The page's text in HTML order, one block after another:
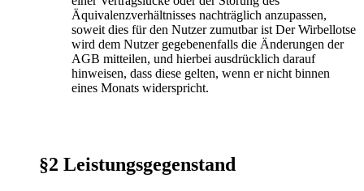
Äquivalenzverhältnisses nachträglich anzupassen,
soweit dies für den Nutzer zumutbar ist Der Wirbellotse
wird dem Nutzer gegebenenfalls die Änderungen der
AGB mitteilen, und hierbei ausdrücklich darauf
hinweisen, dass diese gelten, wenn er nicht binnen
eines Monats widerspricht.
§2 Leistungsgegenstand